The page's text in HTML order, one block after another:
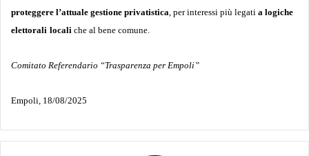
proteggere l’attuale gestione privatistica , per interessi più legati a logiche
elettorali locali che al bene comune.
Comitato Referendario “Trasparenza per Empoli”
Empoli, 18/08/2025